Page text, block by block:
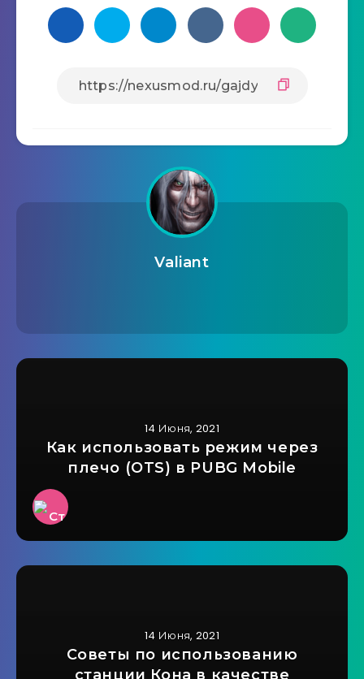
Valiant
14 Июня, 2021
Как использовать режим через
плечо (OTS) в PUBG Mobile
14 Июня, 2021
Советы по использованию
станции Кона в качестве